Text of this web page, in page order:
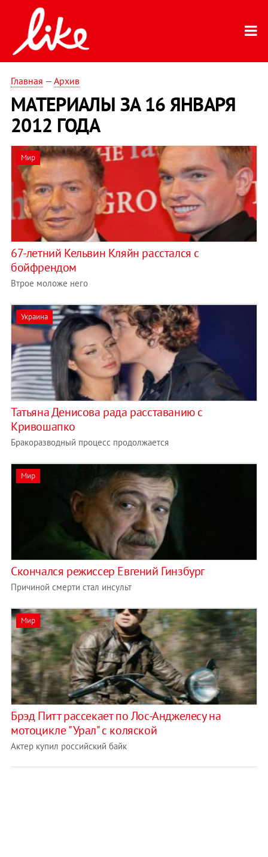
Главная —Архив
МАТЕРИАЛЫ ЗА 16 ЯНВАРЯ
2012 ГОДА
Мир
67-летний Кельвин Кляйн расстался с
бойфрендом
Втрое моложе него
Украина
Татьяна Денисова рада расставанию с
Кривошапко
Бракоразводный процесс продолжается
Мир
Скончался режиссер Евгений Гинзбург
Причиной смерти стал инсульт
Мир
Брэд Питт рассекает по Лос-Анджелесу на
мотоцикле "Урал" с коляской
Актер купил российский байк